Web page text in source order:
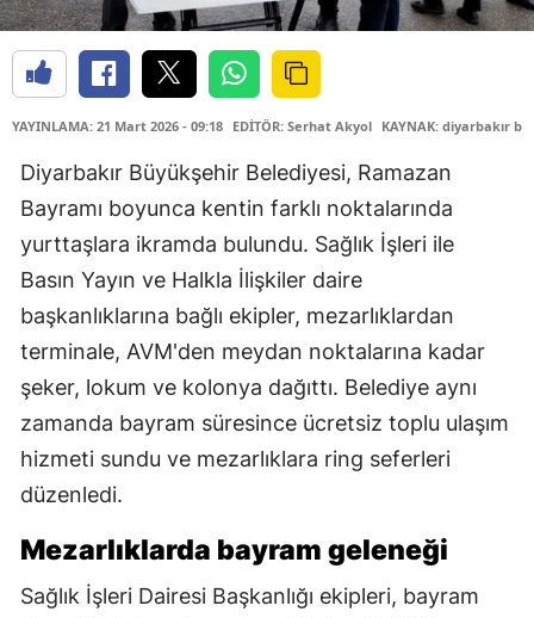
YAYINLAMA: 21 Mart 2026 - 09:18 EDİTÖR: Serhat Akyol KAYNAK: diyarbakır
Diyarbakır Büyükşehir Belediyesi, Ramazan
Bayramı boyunca kentin farklı noktalarında
yurttaşlara ikramda bulundu. Sağlık İşleri ile
Basın Yayın ve Halkla İlişkiler daire
başkanlıklarına bağlı ekipler, mezarlıklardan
terminale, AVM'den meydan noktalarına kadar
şeker, lokum ve kolonya dağıttı. Belediye aynı
zamanda bayram süresince ücretsiz toplu ulaşım
hizmeti sundu ve mezarlıklara ring seferleri
düzenledi.
Mezarlıklarda bayram geleneği
Sağlık İşleri Dairesi Başkanlığı ekipleri, bayram